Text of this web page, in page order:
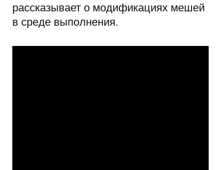
рассказывает о модификациях мешей
в среде выполнения.